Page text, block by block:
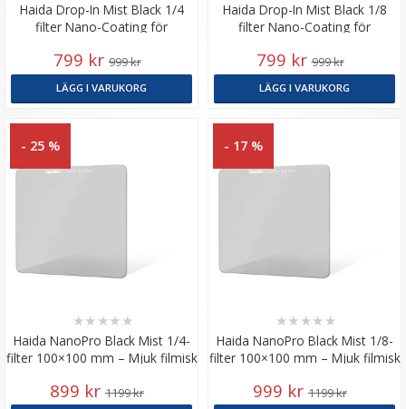
Haida Drop-In Mist Black 1/4
filter Nano-Coating för
799 kr 999 kr
LÄGG I VARUKORG
Haida Drop-In Mist Black 1/8
filter Nano-Coating för
799 kr 999 kr
LÄGG I VARUKORG
- 25 %
Haida NanoPro Black Mist 1/4-
filter 100×100 mm – Mjuk filmisk
★★ ★★ ★
899 kr 1199 kr
- 17 %
Haida NanoPro Black Mist 1/8-
filter 100×100 mm – Mjuk filmisk
★★ ★★ ★
999 kr 1199 kr